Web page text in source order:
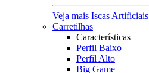
Veja mais Iscas Artificiais
Carretilhas
Características
Perfil Baixo
Perfil Alto
Big Game